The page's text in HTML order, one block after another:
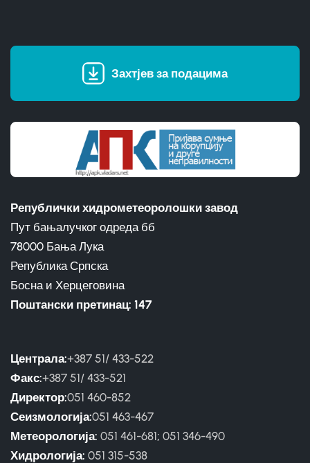
Захтјев за подацима
Републички хидрометеоролошки завод
Пут бањалучког одреда бб
78000 Бања Лука
Република Српска
Босна и Херцеговина
Поштански претинац: 147
Централа:+387 51/ 433-522
Факс:+387 51/ 433-521
Директор:051 460-852
Сеизмологија:051 463-467
Метеорологија: 051 461-681; 051 346-490
Хидрологија: 051 315-538